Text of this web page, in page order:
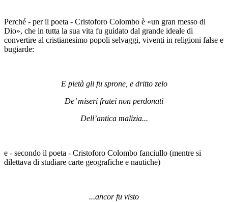
Perché - per il poeta - Cristoforo Colombo è «un gran messo di
Dio», che in tutta la sua vita fu guidato dal grande ideale di
convertire al cristianesimo popoli selvaggi, viventi in religioni false e
bugiarde:
E pietà gli fu sprone, e dritto zelo
De’ miseri fratei non perdonati
Dell’antica malizia...
e - secondo il poeta - Cristoforo Colombo fanciullo (mentre si
dilettava di studiare carte geografiche e nautiche)
...ancor fu visto